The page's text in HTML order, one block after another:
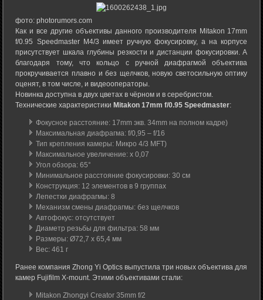
фото: photorumors.com
Как и все другие объективы данного производителя Mitakon 17mm
f/0.95 Speedmaster M4/3 имеет ручную фокусировку, а на корпусе
присутствует шкала глубины резкости и дистанции фокусировки. А
благодаря тому, что кольцо с ручной диафрагмой объектива
прокручивается плавно и без щелчков, новую светосильную оптику
оценят, в том числе, и видеооператоры.
Новинка доступна в двух цветах в чёрном и в серебристом.
Технические характеристики Mitakon 17mm f/0.95 Speedmaster:
Фокусное расстояние: 17mm экв. 34mm на полном кадре)
Максимальная диафрагма: f/0,95 – f/16
Тип крепления камеры: Микро 4/3 MFT)
Максимальное увеличение: х 0,07
Угол обзора: 65°
Минимальное расстояние фокусировки: 30 см
Конструкция: 12 элементов в 9 группах
Лепестки диафрагмы: 8
Механизм смены диафрагмы: без щелчков
Автофокус: отсутствует
Диаметр резьбы для фильтра: 58 мм
Размеры: Ø72,7 x 65,4 мм
Вес: 461 г
Ранее компания Zhong Yi Optics выпустила три новых объектива для
камер Fujifilm X-mount. Этими объективами стали:
Mitakon Zhongyi Creator 35mm f/2